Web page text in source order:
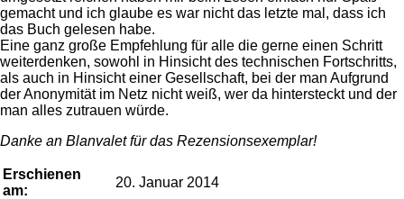
gemacht und ich glaube es war nicht das letzte mal, dass ich
das Buch gelesen habe.
Eine ganz große Empfehlung für alle die gerne einen Schritt
weiterdenken, sowohl in Hinsicht des technischen Fortschritts,
als auch in Hinsicht einer Gesellschaft, bei der man Aufgrund
der Anonymität im Netz nicht weiß, wer da hintersteckt und der
man alles zutrauen würde.
Danke an Blanvalet für das Rezensionsexemplar!
Erschienen
am:
20. Januar 2014